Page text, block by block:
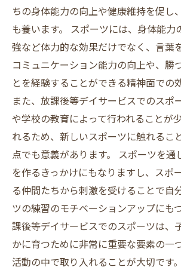
ちの身体能力の向上や健康維持を促し
も養います。 スポーツには、身体能力
強など体力的な効果だけでなく、言葉
コミュニケーション能力の向上や、勝
とを経験することができる精神面での
また、放課後等デイサービスでのスポ
や学校の教育によって行われることが
れるため、新しいスポーツに触れるこ
点でも意義があります。 スポーツを通
を作るきっかけにもなりますし、スポ
る仲間たちから刺激を受けることで自
ツの練習のモチベーションアップにも
課後等デイサービスでのスポーツは、
かに育つために非常に重要な要素の一
活動の中で取り入れることが大切です。